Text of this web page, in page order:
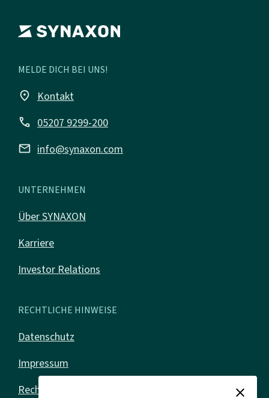
MELDE DICH BEI UNS!
place Kontakt
call 05207 9299-200
mail info@synaxon.com
UNTERNEHMEN
Über SYNAXON
Karriere
Investor Relations
RECHTLICHE HINWEISE
Datenschutz
Impressum
Rechtliches
close